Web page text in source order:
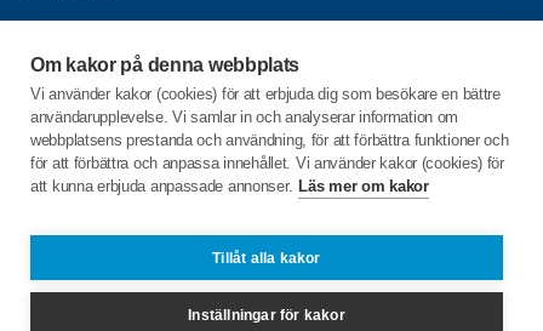
Om kakor på denna webbplats
Vi använder kakor (cookies) för att erbjuda dig som besökare en bättre
användarupplevelse. Vi samlar in och analyserar information om
webbplatsens prestanda och användning, för att förbättra funktioner och
för att förbättra och anpassa innehållet. Vi använder kakor (cookies) för
att kunna erbjuda anpassade annonser. Läs mer om kakor
Tillåt alla kakor
Inställningar för kakor
Hänt under året
C/o:Lena Axelsson